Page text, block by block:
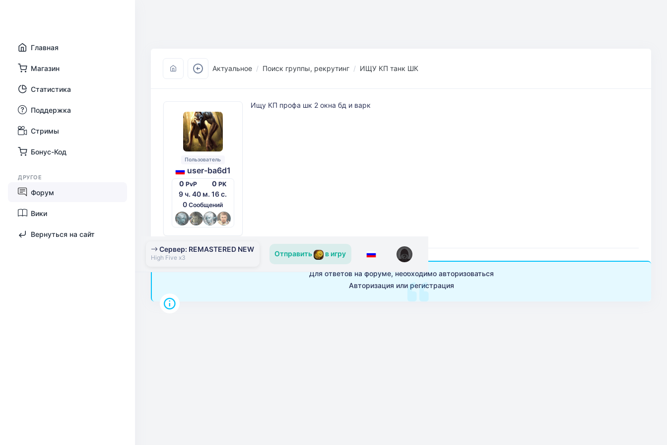
Сервер: REMASTERED NEW
High Five x3 Отправить в игру
Главная
Магазин
Статистика
Поддержка
Стримы
Бонус-Код
ДРУГОЕ
Форум
Вики
Вернуться на сайт
Актуальное Поиск группы, рекрутинг ИЩУ КП танк ШК
Пользователь
user-ba6d1
0PvP 0PK
9 ч. 40 м. 16 с.
0Сообщений
Ищу КП профа шк 2 окна бд и варк
Для ответов на форуме, необходимо авторизоваться
Авторизация или регистрация